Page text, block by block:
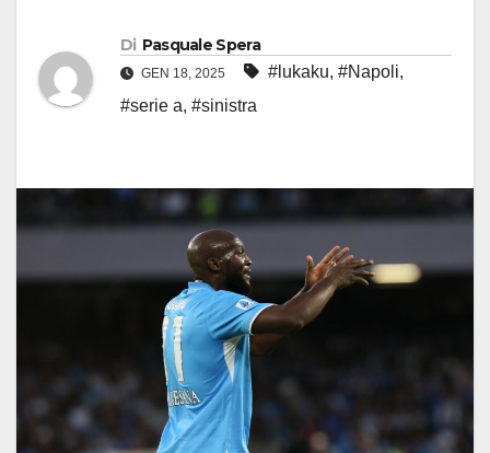
Di Pasquale Spera
GEN 18, 2025 #lukaku, #Napoli,
#serie a, #sinistra